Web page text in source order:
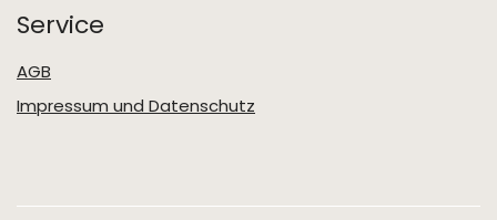
Service
AGB
Impressum und Datenschutz